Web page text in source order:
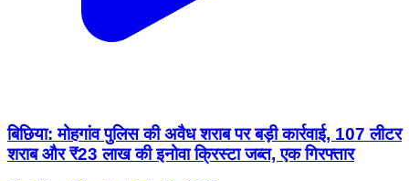
बिछिया: मोहगांव पुलिस की अवैध शराब पर बड़ी कार्रवाई, 107 लीटर
शराब और ₹23 लाख की इनोवा क्रिस्टा जब्त, एक गिरफ्तार